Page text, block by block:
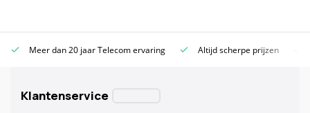
Meer dan 20 jaar Telecom ervaring Altijd scherpe prijzen
Klantenservice